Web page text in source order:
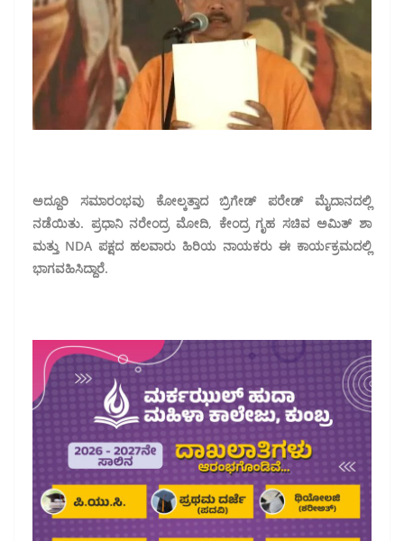
ಅದ್ದೂರಿ ಸಮಾರಂಭವು ಕೋಲ್ಕತ್ತಾದ ಬ್ರಿಗೇಡ್ ಪರೇಡ್ ಮೈದಾನದಲ್ಲಿ
ನಡೆಯಿತು. ಪ್ರಧಾನಿ ನರೇಂದ್ರ ಮೋದಿ, ಕೇಂದ್ರ ಗೃಹ ಸಚಿವ ಅಮಿತ್ ಶಾ
ಮತ್ತು NDA ಪಕ್ಷದ ಹಲವಾರು ಹಿರಿಯ ನಾಯಕರು ಈ ಕಾರ್ಯಕ್ರಮದಲ್ಲಿ
ಭಾಗವಹಿಸಿದ್ದಾರೆ.